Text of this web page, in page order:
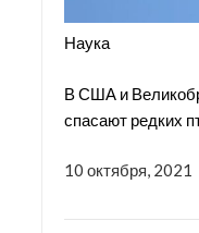
Наука
В США и
спасают редких
10 октября, 2021